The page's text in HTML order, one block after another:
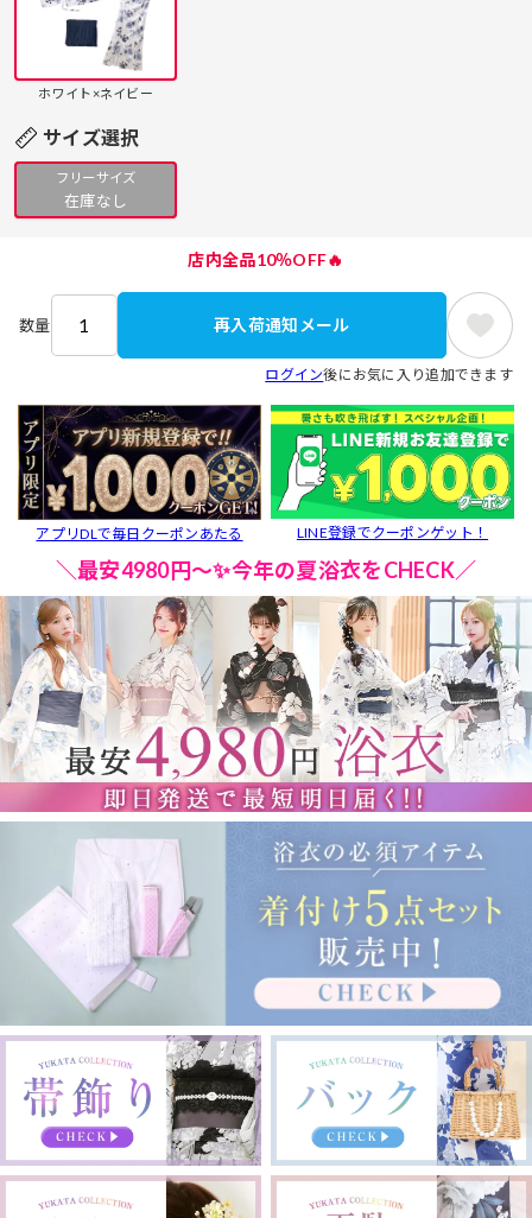
ホワイト×ネイビー
サイズ選択
フリーサイズ
在庫なし
店内全品10％OFF🔥
数量 再入荷通知メール
ログイン後にお気に入り追加できます
アプリDLで毎日クーポンあたる LINE登録でクーポンゲット！
＼最安4980円～✨今年の夏浴衣をCHECK／